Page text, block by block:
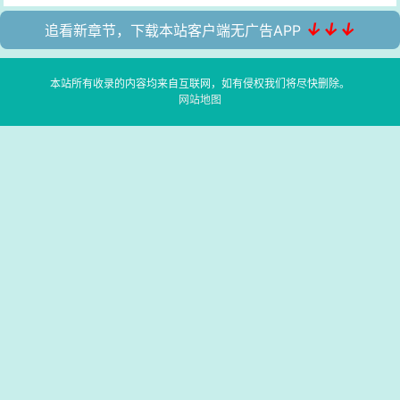
追看新章节，下载本站客户端无广告APP ↓↓↓
本站所有收录的内容均来自互联网，如有侵权我们将尽快删除。
网站地图